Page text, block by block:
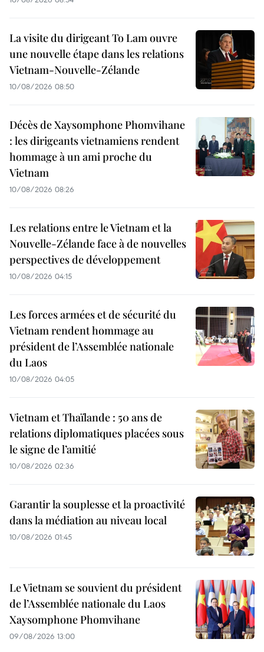
La visite du dirigeant To Lam ouvre
une nouvelle étape dans les relations
Vietnam-Nouvelle-Zélande
10/08/2026 08:50
Décès de Xaysomphone Phomvihane
: les dirigeants vietnamiens rendent
hommage à un ami proche du
Vietnam
10/08/2026 08:26
Les relations entre le Vietnam et la
Nouvelle-Zélande face à de nouvelles
perspectives de développement
10/08/2026 04:15
Les forces armées et de sécurité du
Vietnam rendent hommage au
président de l’Assemblée nationale
du Laos
10/08/2026 04:05
Vietnam et Thaïlande : 50 ans de
relations diplomatiques placées sous
le signe de l’amitié
10/08/2026 02:36
Garantir la souplesse et la proactivité
dans la médiation au niveau local
10/08/2026 01:45
Le Vietnam se souvient du président
de l’Assemblée nationale du Laos
Xaysomphone Phomvihane
09/08/2026 13:00